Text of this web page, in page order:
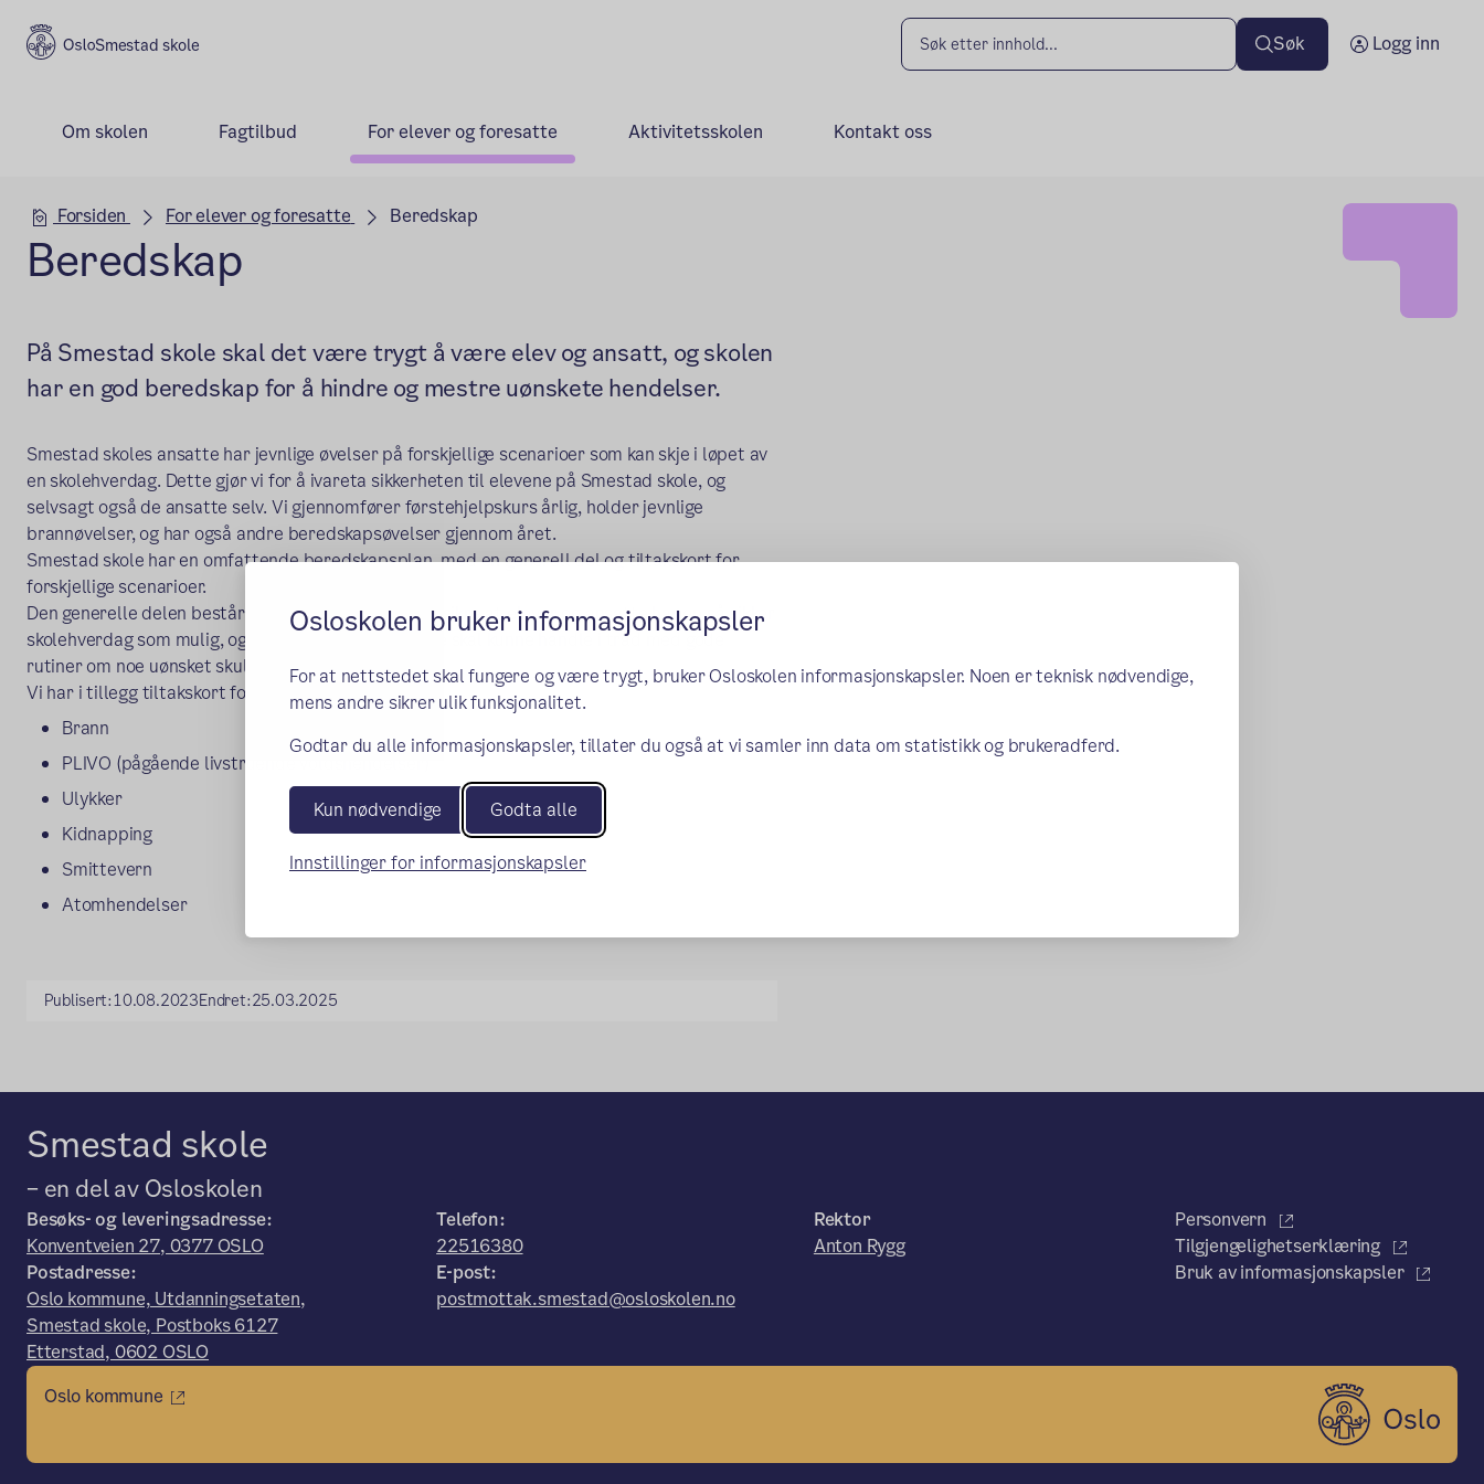
Osloskolen bruker informasjonskapsler
For at nettstedet skal fungere og være trygt, bruker Osloskolen informasjonskapsler. Noen er teknisk nødvendige,
mens andre sikrer ulik funksjonalitet.
Godtar du alle informasjonskapsler, tillater du også at vi samler inn data om statistikk og brukeradferd.
Kun nødvendige Godta alle
Innstillinger for informasjonskapsler
Smestad skole Søk Logg inn
Om skolen Fagtilbud For elever og foresatte Aktivitetsskolen Kontakt oss
Hovedseksjon
Forsiden For elever og foresatte Beredskap
Beredskap
På Smestad skole skal det være trygt å være elev og ansatt, og skolen
har en god beredskap for å hindre og mestre uønskete hendelser.
Smestad skoles ansatte har jevnlige øvelser på forskjellige scenarioer som kan skje i løpet av
en skolehverdag. Dette gjør vi for å ivareta sikkerheten til elevene på Smestad skole, og
selvsagt også de ansatte selv. Vi gjennomfører førstehjelpskurs årlig, holder jevnlige
brannøvelser, og har også andre beredskapsøvelser gjennom året.
Smestad skole har en omfattende beredskapsplan, med en generell del og tiltakskort for
forskjellige scenarioer.
Den generelle delen består av alle forhold som skal sikre at elever og ansatte har en så sikker
skolehverdag som mulig, og for at de voksne ansatte skal kunne handle i tråd med gode
rutiner om noe uønsket skulle inntreffe.
Vi har i tillegg tiltakskort for spesifikke hendelser:
Brann
PLIVO (pågående livstruende voldshendelser)
Ulykker
Kidnapping
Smittevern
Atomhendelser
Publisert:10.08.2023Endret:25.03.2025
Smestad skole
– en del av Osloskolen
Besøks- og leveringsadresse:
Konventveien 27, 0377 OSLO
Postadresse:
Oslo kommune, Utdanningsetaten,
Smestad skole, Postboks 6127
Etterstad, 0602 OSLO
Telefon:
22516380
E-post:
postmottak.smestad@osloskolen.no
Rektor
Anton Rygg
Personvern
Tilgjengelighetserklæring
Bruk av informasjonskapsler
Oslo kommune